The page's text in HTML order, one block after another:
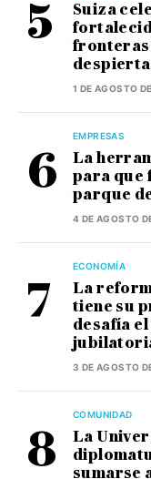
Suiza
1 DE AGOSTO
EMPRESAS
La
para que
parque
4 DE AGOSTO
ECONOMÍA
La
tiene su
desafía
3 DE AGOSTO
COMUNIDAD
La
sumarse